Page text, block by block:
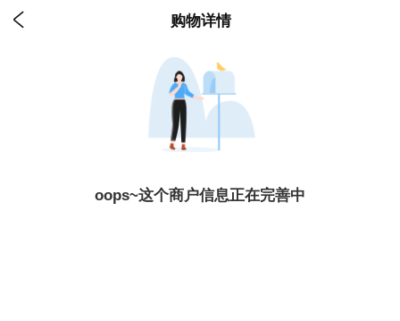
 购物详情
oops~这个商户信息正在完善中